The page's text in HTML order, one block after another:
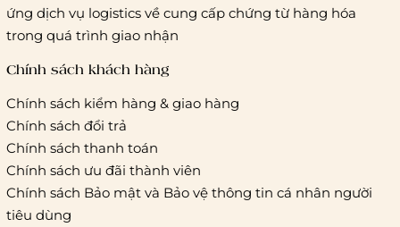
Hà Nội và các tỉnh thành khác:
Áp dụng theo bảng giá
cước của ĐVVC Vietelpost/ Giaohangtietkiem... và 1 số đối
tác vận chuyển khác
Thời gian giao hàng
Hồ Chí Minh:
Hà Nội và các tỉnh thành khá
ứng dịch vụ logistics về cung cấp chứng từ hàng hóa
trong quá trình giao nhận
Chính sách khách hàng
Chính sách kiểm hàng & giao hàng
Chính sách đổi trả
Chính sách thanh toán
Chính sách ưu đãi thành viên
Chính sách Bảo mật và Bảo vệ thông tin cá nhân người
tiêu dùng